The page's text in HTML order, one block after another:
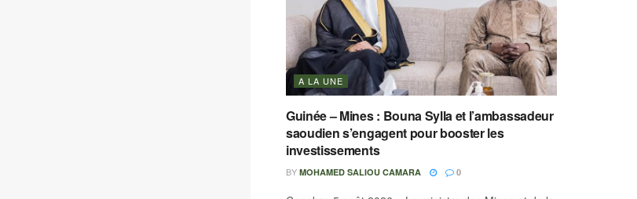
A LA UNE
Guinée – Mines : Bouna Sylla et l’ambassadeur
saoudien s’engagent pour booster les
investissements
BY MOHAMED SALIOU CAMARA 0